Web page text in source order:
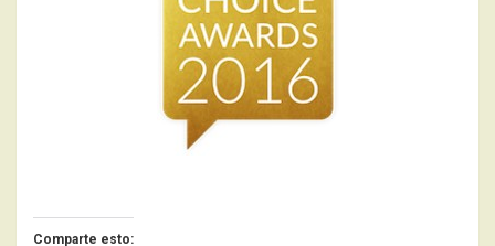
Comparte esto: